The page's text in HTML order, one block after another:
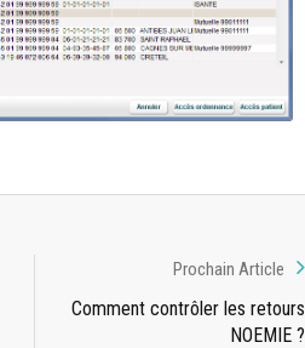
Prochain Article
Comment contrôler les retours
NOEMIE ?